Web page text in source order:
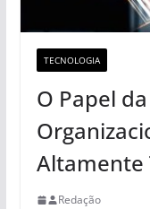
TECNOLOGIA
O Papel
Altamente
Redação